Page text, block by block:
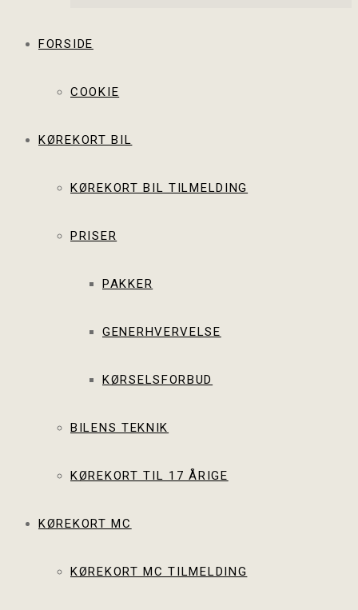
FORSIDE
COOKIE
KØREKORT BIL
KØREKORT BIL TILMELDING
PRISER
PAKKER
GENERHVERVELSE
KØRSELSFORBUD
BILENS TEKNIK
KØREKORT TIL 17 ÅRIGE
KØREKORT MC
KØREKORT MC TILMELDING